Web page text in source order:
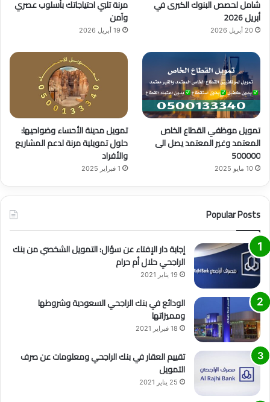
شامل لحصص البنوك الكبرى في
أبريل 2026
20 أبريل 2026
مرنة تلبي احتياجاتك بأسلوب عصري
وآمن
19 أبريل 2026
تمويل موظفي القطاع الخاص
المعتمد وغير المعتمد يصل الى
500000
10 مايو 2025
تمويل مدينة الأحساء وضواحيها:
حلول تمويلية مرنة لدعم المشاريع
والأفراد
1 فبراير 2025
Popular Posts
إجابة دار الإفتاء عن سؤال: التمويل الشخصي من بنك
الراجحي حلال أم حرام
19 يناير 2021
الودائع في بنك الراجحي السعودية وشروطها
ومميزاتها
18 فبراير 2021
تقييم العقار في بنك الراجحي ومعلومات عن صرف
التمويل
25 يناير 2021